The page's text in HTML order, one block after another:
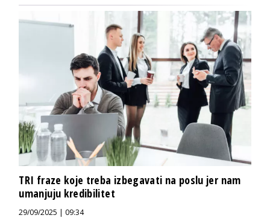
TRI fraze koje treba izbegavati na poslu jer nam
umanjuju kredibilitet
29/09/2025 | 09:34